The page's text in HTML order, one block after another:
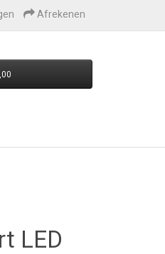
Afrekenen
LED